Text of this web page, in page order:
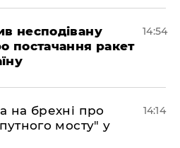
несподівану
постачання ракет
14:54
на брехні про
мосту" у
14:14